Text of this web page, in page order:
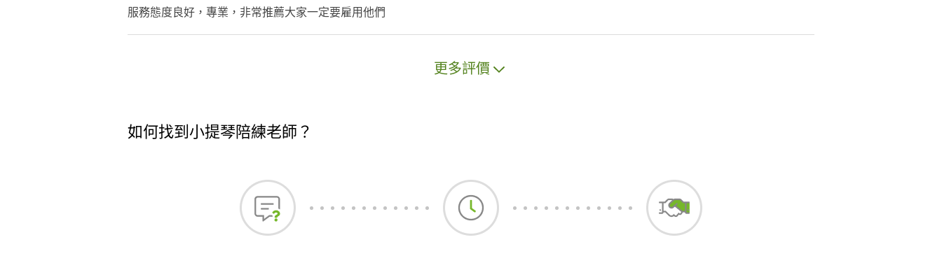
服務態度良好，專業，非常推薦大家一定要雇用他們
更多評價
如何找到小提琴陪練老師？